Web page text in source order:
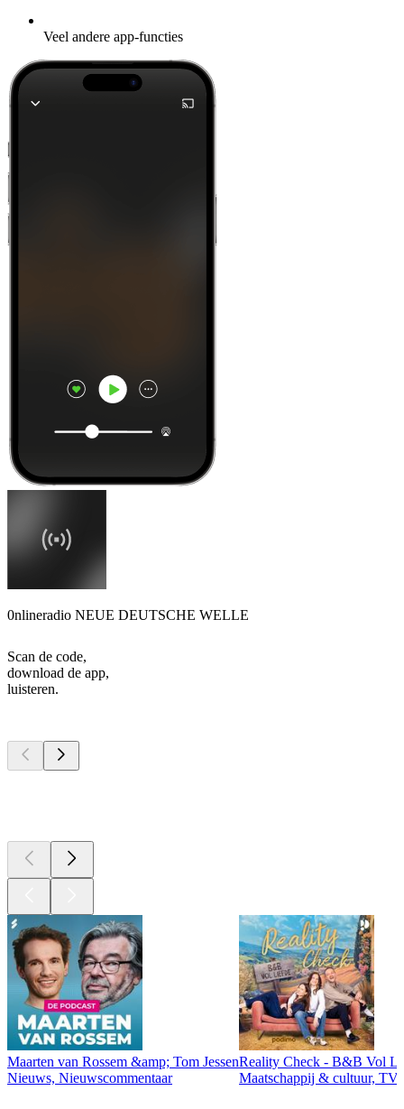
Veel andere app-functies
0nlineradio NEUE DEUTSCHE WELLE
Scan de code,
download de app,
luisteren.
Maarten van Rossem &amp; Tom Jessen
Nieuws, Nieuwscommentaar
Reality Check - B&B Vol
Maatschappij & cultuur,